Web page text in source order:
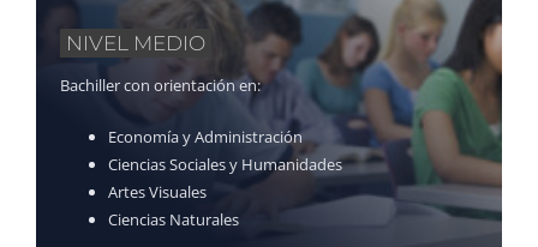
NIVEL MEDIO
Bachiller con orientación en:
Economía y Administración
Ciencias Sociales y Humanidades
Artes Visuales
Ciencias Naturales